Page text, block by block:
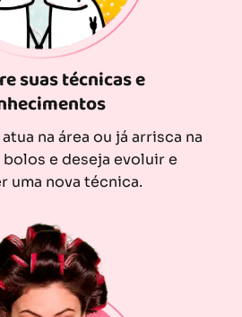
suas técnicas e
na área ou já arrisca na
e deseja evoluir e
uma nova técnica.